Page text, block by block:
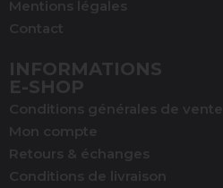
Mentions légales
Contact
INFORMATIONS
E-SHOP
Conditions générales de vente
Mon compte
Retours & échanges
Conditions de livraison